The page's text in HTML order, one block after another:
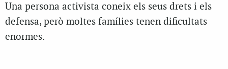
Una persona activista coneix els seus drets i els
defensa, però moltes famílies tenen dificultats
enormes.